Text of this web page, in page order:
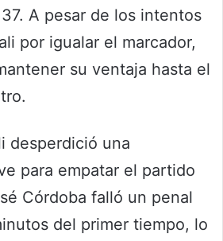
A pesar de los intentos
por igualar el marcador,
su ventaja hasta el
desperdició una
para empatar el partido
Córdoba falló un penal
del primer tiempo, lo